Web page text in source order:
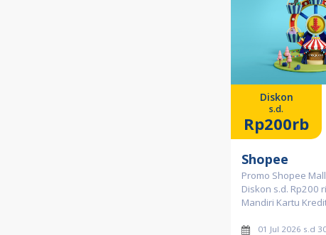
Diskon
s.d.
Rp200rb
Shopee
Promo Shopee
Diskon s.d. Rp200
Mandiri Kartu
01 Jul 2026 s.d